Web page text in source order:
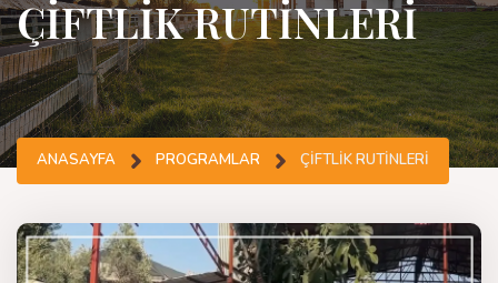
ÇİFTLİK RUTİNLERİ
ANASAYFA PROGRAMLAR ÇİFTLİK RUTİNLERİ